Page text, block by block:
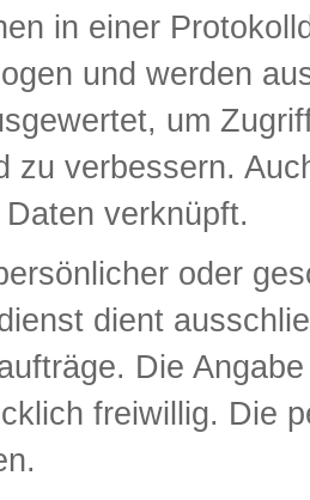
in einer
und werden
um
zu verbessern.
verknüpft.
oder
dient
Die
freiwillig. Die